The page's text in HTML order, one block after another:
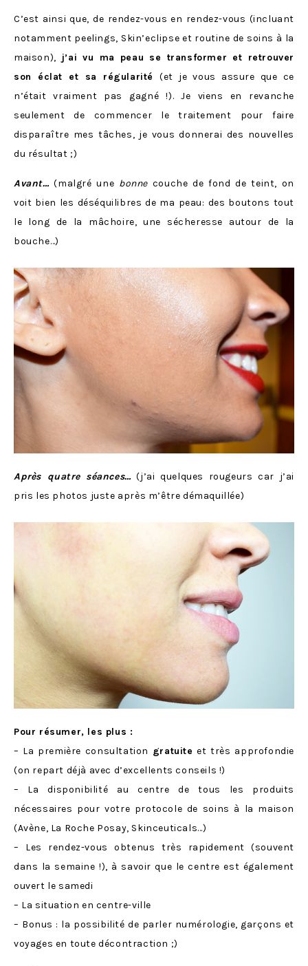
C’est ainsi que, de rendez-vous en rendez-vous (incluant
notamment peelings, Skin’eclipse et routine de soins à la
maison), j’ai vu ma peau se transformer et retrouver
son éclat et sa régularité(et je vous assure que ce
n’était vraiment pas gagné !). Je viens en revanche
seulement de commencer le traitement pour faire
disparaître mes tâches, je vous donnerai des nouvelles
du résultat ;)
Avant… (malgré une bonne couche de fond de teint, on
voit bien les déséquilibres de ma peau: des boutons tout
le long de la mâchoire, une sécheresse autour de la
bouche…)
Après quatre séances… (j’ai quelques rougeurs car j’ai
pris les photos juste après m’être démaquillée)
Pour résumer, les plus :
– La première consultation gratuite et très approfondie
(on repart déjà avec d’excellents conseils !)
– La disponibilité au centre de tous les produits
nécessaires pour votre protocole de soins à la maison
(Avène, La Roche Posay, Skinceuticals…)
– Les rendez-vous obtenus très rapidement (souvent
dans la semaine !), à savoir que le centre est également
ouvert le samedi
– La situation en centre-ville
– Bonus : la possibilité de parler numérologie, garçons et
voyages en toute décontraction ;)